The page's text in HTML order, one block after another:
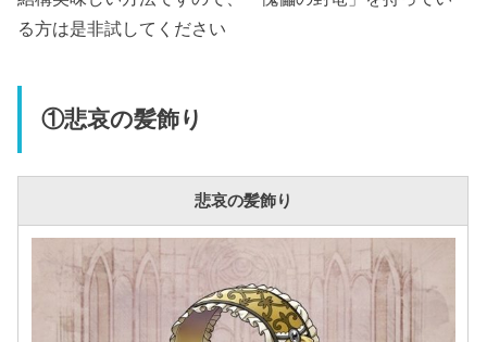
る方は是非試してください
①悲哀の髪飾り
悲哀の髪飾り